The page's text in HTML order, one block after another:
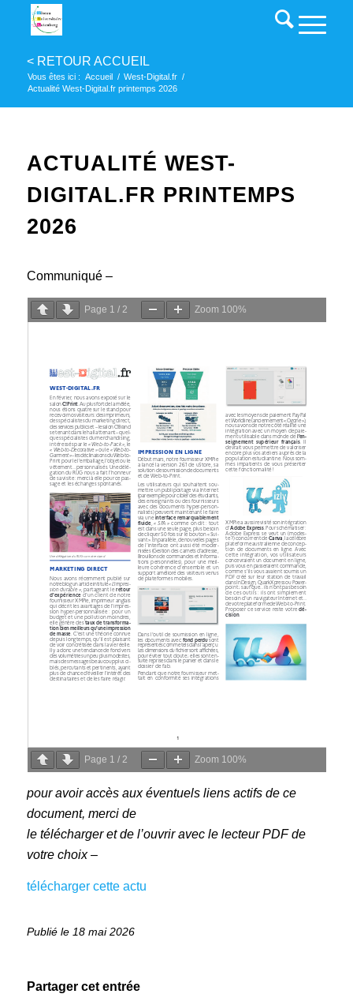
Vous êtes ici : Accueil / West-Digital.fr /
Actualité West-Digital.fr printemps 2026
ACTUALITÉ WEST-
DIGITAL.FR PRINTEMPS
2026
Communiqué –
Page 1 / 2 Zoom 100%
Page 1 / 2 Zoom 100%
pour avoir accès aux éventuels liens actifs de ce
document, merci de
le télécharger et de l’ouvrir avec le lecteur PDF de
votre choix –
télécharger cette actu
18 mai 2026
Partager cet entrée